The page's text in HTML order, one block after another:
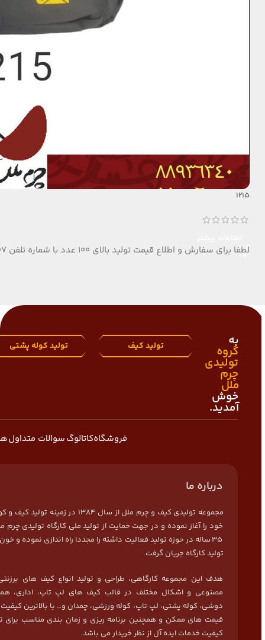
1215
لطفا برای سفارش و اطلاع قیمت تولید بالای 100 عدد با شماره تلفن 09124152407 تماس بگیرید.
به
گروه
تولیدی
چرم
ملل
خوش
آمدید.
تولید کیف تولید کوله پشتی
فروشگاهکاتالوگسوالات متداول
درباره ما
مجموعه تولیدی کیف و چرم ملل از سال 1384 در
خود را آغاز نموده و در جهت حمایت از تولید ملی کارگاه تولیدی چرم
35 ساله در حوزه تولید فعالیت داشته را مجددا راه اندازی نموده و
تولید کارگاه جریان گرفت.
هدف این مجموعه کارگاهی، طراحی و تولید انواع کیف های
مصنوعی و اشکال مختلف در قالب کیف های لپ تاپ، اداری،
دوشی، کوله پشتی، لپ تاپ، کوله ورزشی، چمدان و… با بالاترین
قیمت های ممکن و همچنین برنامه ریزی و زمان بندی مناسب برای
کیفیت خدمات ایده آل از نظر خریدار می باشد.